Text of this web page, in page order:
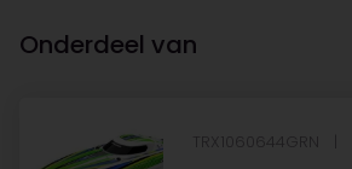
Onderdeel van
TRX1060644GRN